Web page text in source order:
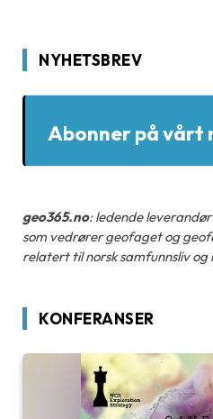
NYHETSBREV
Abonner på vårt
geo365.no: ledende
som vedrører geofaget og
relatert til norsk samfunnsliv
KONFERANSER